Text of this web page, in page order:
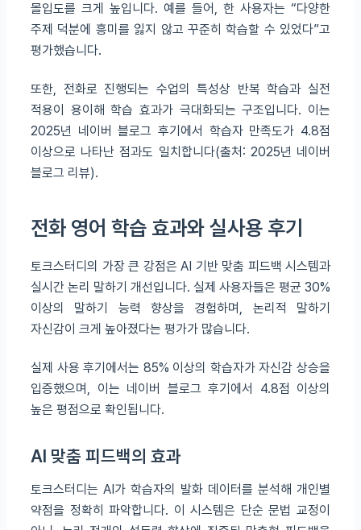
몰입도를 크게 높입니다. 예를 들어, 한 사용자는 “다양한
주제 덕분에 흥미를 잃지 않고 꾸준히 학습할 수 있었다”고
평가했습니다.
또한, 전화로 진행되는 수업의 특성상 반복 학습과 실전
적용이 용이해 학습 효과가 극대화되는 구조입니다. 이는
2025년 네이버 블로그 후기에서 학습자 만족도가 4.8점
이상으로 나타난 점과도 일치합니다(출처: 2025년 네이버
블로그 리뷰).
전화 영어 학습 효과와 실사용 후기
토크스터디의 가장 큰 강점은 AI 기반 맞춤 피드백 시스템과
실시간 논리 말하기 개선입니다. 실제 사용자들은 평균 30%
이상의 말하기 능력 향상을 경험하며, 논리적 말하기
자신감이 크게 높아졌다는 평가가 많습니다.
실제 사용 후기에서는 85% 이상의 학습자가 자신감 상승을
입증했으며, 이는 네이버 블로그 후기에서 4.8점 이상의
높은 평점으로 확인됩니다.
AI 맞춤 피드백의 효과
토크스터디는 AI가 학습자의 발화 데이터를 분석해 개인별
약점을 정확히 파악합니다. 이 시스템은 단순 문법 교정이